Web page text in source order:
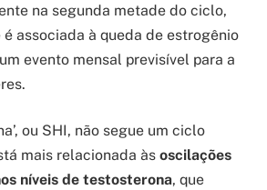
na segunda metade do ciclo,
é associada à queda de estrogênio
evento mensal previsível para a
ou SHI, não segue um ciclo
mais relacionada às oscilações
níveis de testosterona, que